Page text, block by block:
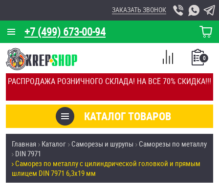
РАСПРОДАЖА РОЗНИЧНОГО СКЛАДА! НА ВСЁ 70% СКИДКА!!!
+7 (499) 673-00-94
ЗАКАЗАТЬ ЗВОНОК
КОРЗИНА
О КОМПАНИИ
КАЛЬКУЛЯТОР
ОТЗЫВЫ
УСЛУГИ
СКИДКИ
КАТАЛОГ ТОВАРОВ
0
СПИСОК
СРАВНЕНИЕ
Товары со скидкой
Анкеры
Антивандальный крепёж, инструмент
Главная Каталог Саморезы и шурупы
Саморезы по металлу
DIN 7971
Саморез по металлу с цилиндрической головкой и прямым
шлицем DIN 7971 6,3х19 мм